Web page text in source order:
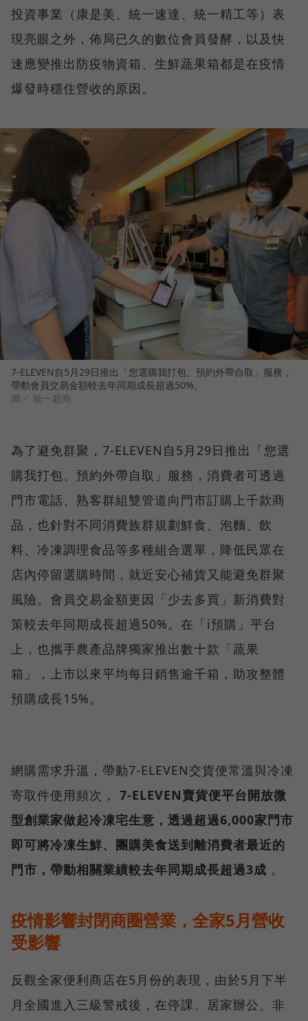
投資事業（康是美、統一速達、統一精工等）表
現亮眼之外，佈局已久的數位會員發酵，以及快
速應變推出防疫物資箱、生鮮蔬果箱都是在疫情
爆發時穩住營收的原因。
7-ELEVEN自5月29日推出「您選購我打包、預約外帶自取」服務，
帶動會員交易金額較去年同期成長超過50%。
圖／ 統一超商
為了避免群聚，7-ELEVEN自5月29日推出「您選
購我打包、預約外帶自取」服務，消費者可透過
門市電話、熟客群組雙管道向門市訂購上千款商
品，也針對不同消費族群規劃鮮食、泡麵、飲
料、冷凍調理食品等多種組合選單，降低民眾在
店內停留選購時間，就近安心補貨又能避免群聚
風險。會員交易金額更因「少去多買」新消費對
策較去年同期成長超過50%。在「i預購」平台
上，也攜手農產品牌獨家推出數十款「蔬果
箱」，上市以來平均每日銷售逾千箱，助攻整體
預購成長15%。
網購需求升溫，帶動7-ELEVEN交貨便常溫與冷凍
寄取件使用頻次， 7-ELEVEN賣貨便平台開放微
型創業家做起冷凍宅生意，透過超過6,000家門市
即可將冷凍生鮮、團購美食送到離消費者最近的
門市，帶動相關業績較去年同期成長超過3成 。
疫情影響封閉商圈營業，全家5月營收
受影響
反觀全家便利商店在5月份的表現，由於5月下半
月全國進入三級警戒後，在停課、居家辦公、非